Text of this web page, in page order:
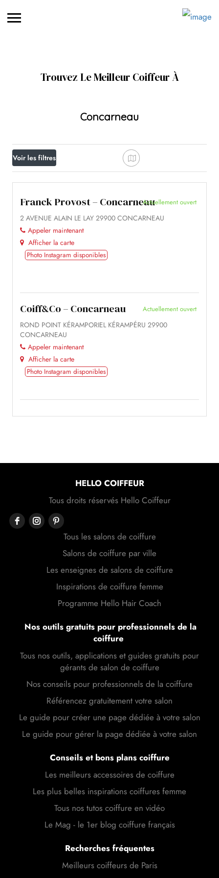
Trouvez Le Meilleur Coiffeur À
Concarneau
Voir les filtres
Franck Provost – Concarneau
2 AVENUE ALAIN LE LAY 29900 CONCARNEAU
Appeler maintenant
Afficher la carte
Actuellement ouvert
Photo Instagram disponibles
Coiff&Co – Concarneau
ROND POINT KÉRAMPORIEL KÉRAMPÉRU 29900
CONCARNEAU
Appeler maintenant
Afficher la carte
Actuellement ouvert
Photo Instagram disponibles
HELLO COIFFEUR
Tous droits réservés Hello Coiffeur
Tous les salons de coiffure
Salons de coiffure par ville
Les enseignes de salons de coiffure
Inspirations de coiffure femme
Programme Hello Hair Coach
Nos outils gratuits pour professionnels de la
coiffure
Tous nos outils, applications et guides gratuits pour
gérants de salon de coiffure
Nos conseils pour professionnels de la coiffure
Référencez gratuitement votre salon
Le guide pour créer une page dédiée à votre salon
Le guide pour gérer la page dédiée à votre salon
Conseils et bons plans coiffure
Les meilleurs accessoires de coiffure
Les plus belles inspirations coiffures femme
Tous nos tutos coiffure en vidéo
Le Mag - le 1er blog coiffure français
Recherches fréquentes
Meilleurs coiffeurs de Paris